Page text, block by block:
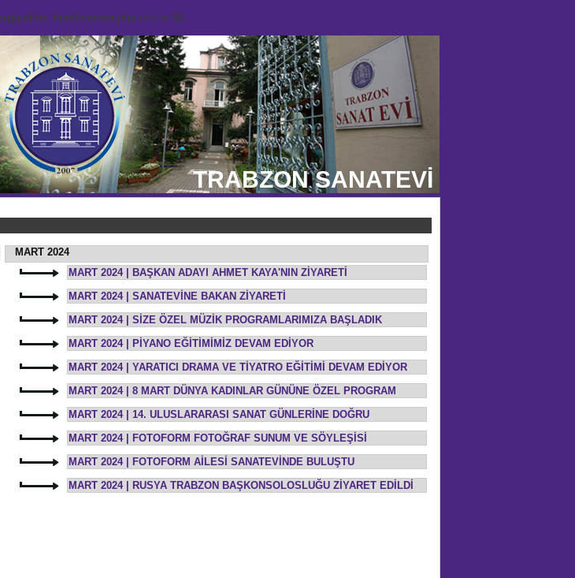
public_html/counter.php on line 92
TRABZON SANATEVİ
MART 2024
MART 2024 | BAŞKAN ADAYI AHMET KAYA'NIN ZİYARETİ
MART 2024 | SANATEVİNE BAKAN ZİYARETİ
MART 2024 | SİZE ÖZEL MÜZİK PROGRAMLARIMIZA BAŞLADIK
MART 2024 | PİYANO EĞİTİMİMİZ DEVAM EDİYOR
MART 2024 | YARATICI DRAMA VE TİYATRO EĞİTİMİ DEVAM EDİYOR
MART 2024 | 8 MART DÜNYA KADINLAR GÜNÜNE ÖZEL PROGRAM
MART 2024 | 14. ULUSLARARASI SANAT GÜNLERİNE DOĞRU
MART 2024 | FOTOFORM FOTOĞRAF SUNUM VE SÖYLEŞİSİ
MART 2024 | FOTOFORM AİLESİ SANATEVİNDE BULUŞTU
MART 2024 | RUSYA TRABZON BAŞKONSOLOSLUĞU ZİYARET EDİLDİ